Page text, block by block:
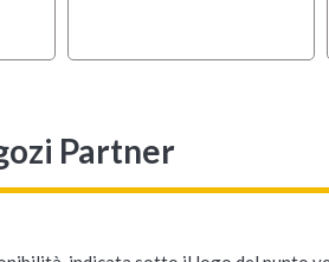
Partner